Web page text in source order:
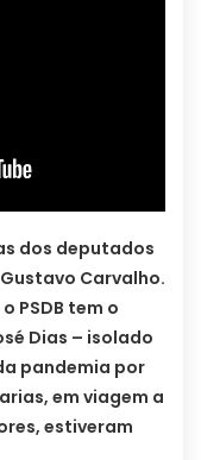
dos deputados
Carvalho.
PSDB tem o
Dias – isolado
pandemia por
em viagem a
estiveram